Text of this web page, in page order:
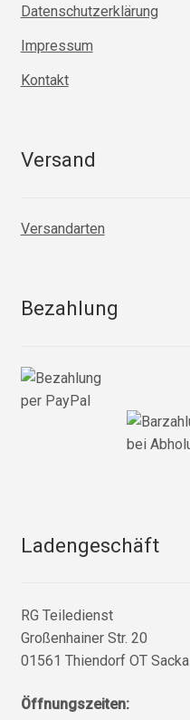
Datenschutzerklärung
Impressum
Kontakt
Versand
Versandarten
Bezahlung
Ladengeschäft
RG Teiledienst
Großenhainer Str. 20
01561 Thiendorf OT Sacka
Öffnungszeiten: